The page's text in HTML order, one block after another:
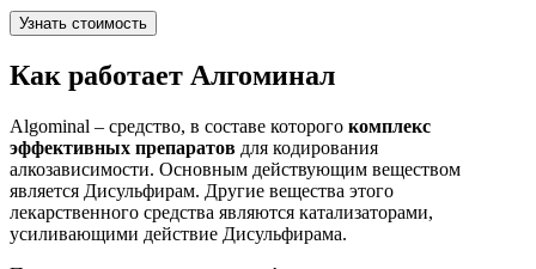
Узнать стоимость
Как работает Алгоминал
Algominal – средство, в составе которого комплекс
эффективных препаратов для кодирования
алкозависимости. Основным действующим веществом
является Дисульфирам. Другие вещества этого
лекарственного средства являются катализаторами,
усиливающими действие Дисульфирама.